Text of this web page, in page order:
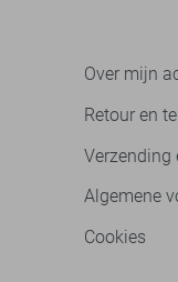
Over mijn
Retour en
Verzending
Algemene
Cookies